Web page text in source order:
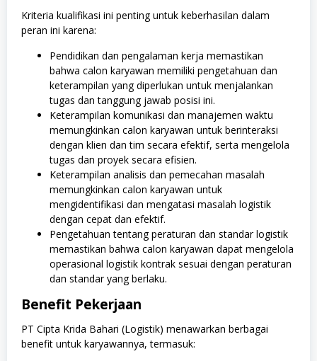
Kriteria kualifikasi ini penting untuk keberhasilan dalam
peran ini karena:
Pendidikan dan pengalaman kerja memastikan
bahwa calon karyawan memiliki pengetahuan dan
keterampilan yang diperlukan untuk menjalankan
tugas dan tanggung jawab posisi ini.
Keterampilan komunikasi dan manajemen waktu
memungkinkan calon karyawan untuk berinteraksi
dengan klien dan tim secara efektif, serta mengelola
tugas dan proyek secara efisien.
Keterampilan analisis dan pemecahan masalah
memungkinkan calon karyawan untuk
mengidentifikasi dan mengatasi masalah logistik
dengan cepat dan efektif.
Pengetahuan tentang peraturan dan standar logistik
memastikan bahwa calon karyawan dapat mengelola
operasional logistik kontrak sesuai dengan peraturan
dan standar yang berlaku.
Benefit Pekerjaan
PT Cipta Krida Bahari (Logistik) menawarkan berbagai
benefit untuk karyawannya, termasuk: